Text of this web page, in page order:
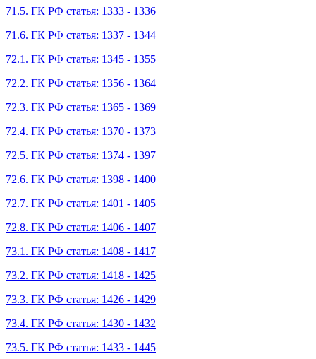
71.5. ГК РФ статья: 1333 - 1336
71.6. ГК РФ статья: 1337 - 1344
72.1. ГК РФ статья: 1345 - 1355
72.2. ГК РФ статья: 1356 - 1364
72.3. ГК РФ статья: 1365 - 1369
72.4. ГК РФ статья: 1370 - 1373
72.5. ГК РФ статья: 1374 - 1397
72.6. ГК РФ статья: 1398 - 1400
72.7. ГК РФ статья: 1401 - 1405
72.8. ГК РФ статья: 1406 - 1407
73.1. ГК РФ статья: 1408 - 1417
73.2. ГК РФ статья: 1418 - 1425
73.3. ГК РФ статья: 1426 - 1429
73.4. ГК РФ статья: 1430 - 1432
73.5. ГК РФ статья: 1433 - 1445